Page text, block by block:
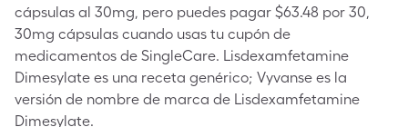
cápsulas al 30mg, pero puedes pagar $63.48 por 30,
30mg cápsulas cuando usas tu cupón de
medicamentos de SingleCare. Lisdexamfetamine
Dimesylate es una receta genérico; Vyvanse es la
versión de nombre de marca de Lisdexamfetamine
Dimesylate.